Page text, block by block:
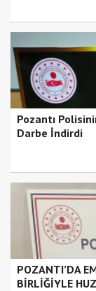
Pozantı
Darbe İndirdi
POZANTI’DA
BİRLİĞİYLE